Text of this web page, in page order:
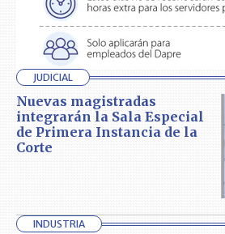
JUDICIAL
Nuevas magistradas
integrarán la Sala Especial
de Primera Instancia de la
Corte
INDUSTRIA